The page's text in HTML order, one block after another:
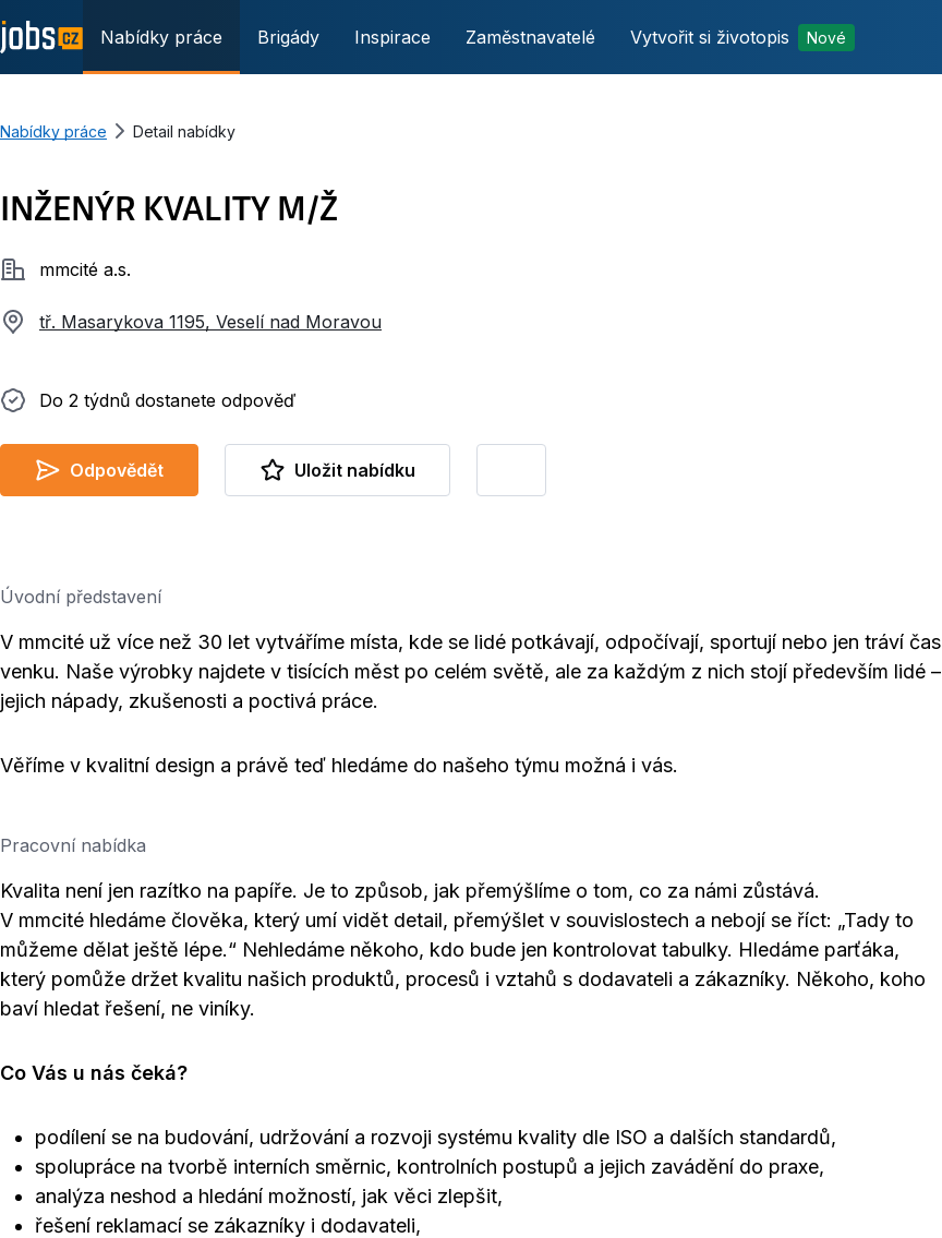
Nabídky práce Brigády Inspirace Zaměstnavatelé Vytvořit si životopis Nové
Nabídky práce Detail nabídky
INŽENÝR KVALITY M/Ž
Společnostmmcité a.s.
tř. Masarykova 1195, Veselí nad Moravou
Do 2 týdnů dostanete odpověď
Do 2 týdnů dostanete odpověď
Odpovědět Uložit nabídku
Úvodní představení
V mmcité už více než 30 let vytváříme místa, kde se lidé potkávají, odpočívají, sportují nebo jen tráví čas
venku. Naše výrobky najdete v tisících měst po celém světě, ale za každým z nich stojí především lidé –
jejich nápady, zkušenosti a poctivá práce.
Věříme v kvalitní design a právě teď hledáme do našeho týmu možná i vás.
Pracovní nabídka
Kvalita není jen razítko na papíře. Je to způsob, jak přemýšlíme o tom, co za námi zůstává.
V mmcité hledáme člověka, který umí vidět detail, přemýšlet v souvislostech a nebojí se říct: „Tady to
můžeme dělat ještě lépe.“ Nehledáme někoho, kdo bude jen kontrolovat tabulky. Hledáme parťáka,
který pomůže držet kvalitu našich produktů, procesů i vztahů s dodavateli a zákazníky. Někoho, koho
baví hledat řešení, ne viníky.
Co Vás u nás čeká?
podílení se na budování, udržování a rozvoji systému kvality dle ISO a dalších standardů,
spolupráce na tvorbě interních směrnic, kontrolních postupů a jejich zavádění do praxe,
analýza neshod a hledání možností, jak věci zlepšit,
řešení reklamací se zákazníky i dodavateli,